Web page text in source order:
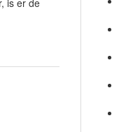
is er de